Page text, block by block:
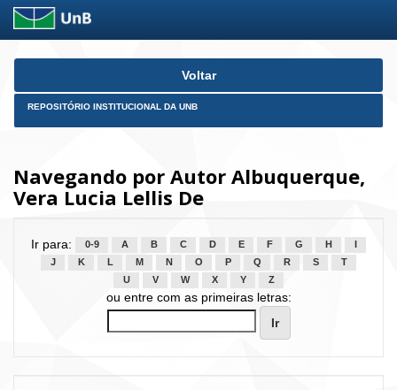
Skip
Voltar
REPOSITÓRIO INSTITUCIONAL DA UNB
Navegando por Autor Albuquerque,
Vera Lucia Lellis De
Ir para: 0-9 A B C D E F G H
J
K L M N O P Q R S
T
U
V W X Y Z
ou entre com as primeiras letras: